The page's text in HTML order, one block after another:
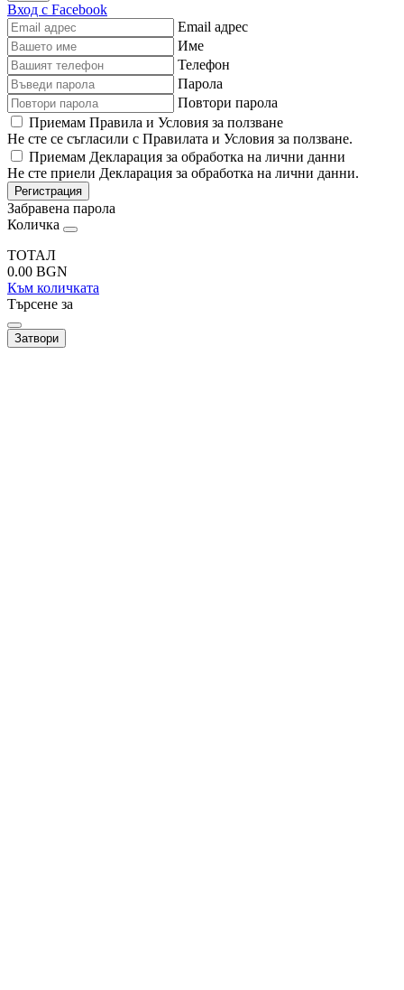
Вход с Facebook
Email адрес
Име
Телефон
Парола
Повтори парола
Приемам Правила и Условия за ползване
Не сте се съгласили с Правилата и Условия за ползване.
Приемам Декларация за обработка на лични данни
Не сте приели Декларация за обработка на лични данни.
Регистрация
Забравена парола
Количка
ТОТАЛ
0.00 BGN
Към количката
Търсене за
Затвори